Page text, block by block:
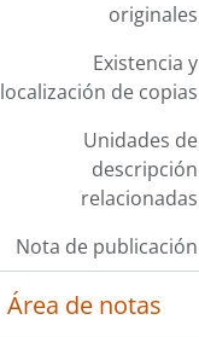
originales
Existencia y
localización de copias
Unidades de
descripción
relacionadas
Nota de publicación
Área de notas